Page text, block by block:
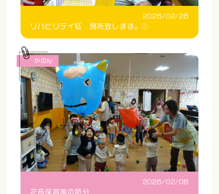
2026/02/26
リハビリデイ結 閉所致します。①
2026/02/06
花音保育園の節分
かのん